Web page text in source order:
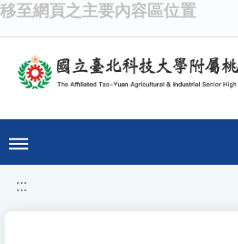
移至網頁之主要內容區位置
:::